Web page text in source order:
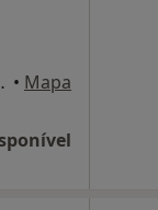
Conde • Mapa